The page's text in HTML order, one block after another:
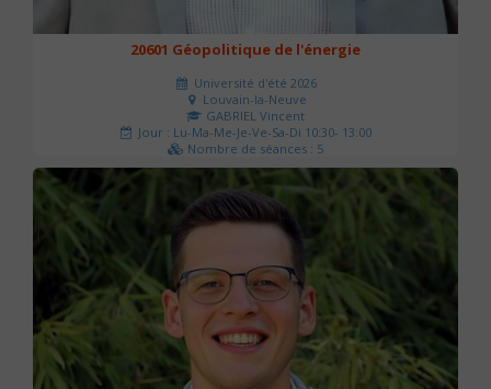
20601 Géopolitique de l'énergie
Université d'été 2026
Louvain-la-Neuve
GABRIEL Vincent
Jour : Lu-Ma-Me-Je-Ve-Sa-Di 10:30- 13:00
Nombre de séances : 5
120 €